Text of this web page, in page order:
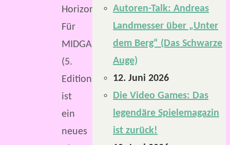
Horizonts“.
Für
MIDGARD
(5.
Edition)
ist
ein
neues
Autoren-Talk: Andreas
Landmesser über „Unter
dem Berg“ (Das Schwarze
Auge)
12. Juni 2026
Die Video Games: Das
legendäre Spielemagazin
ist zurück!